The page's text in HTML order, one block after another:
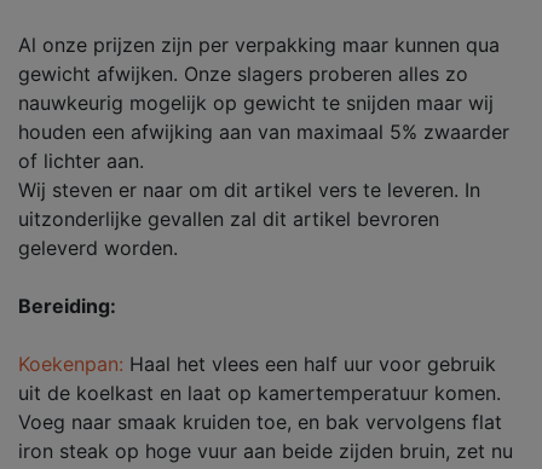
Al onze prijzen zijn per verpakking maar kunnen qua
gewicht afwijken. Onze slagers proberen alles zo
nauwkeurig mogelijk op gewicht te snijden maar wij
houden een afwijking aan van maximaal 5% zwaarder
of lichter aan.
Wij steven er naar om dit artikel vers te leveren. In
uitzonderlijke gevallen zal dit artikel bevroren
geleverd worden.
Bereiding:
Koekenpan: Haal het vlees een half uur voor gebruik
uit de koelkast en laat op kamertemperatuur komen.
Voeg naar smaak kruiden toe, en bak vervolgens flat
iron steak op hoge vuur aan beide zijden bruin, zet nu